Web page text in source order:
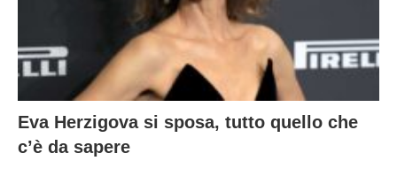
Eva Herzigova si sposa, tutto quello che
c’è da sapere